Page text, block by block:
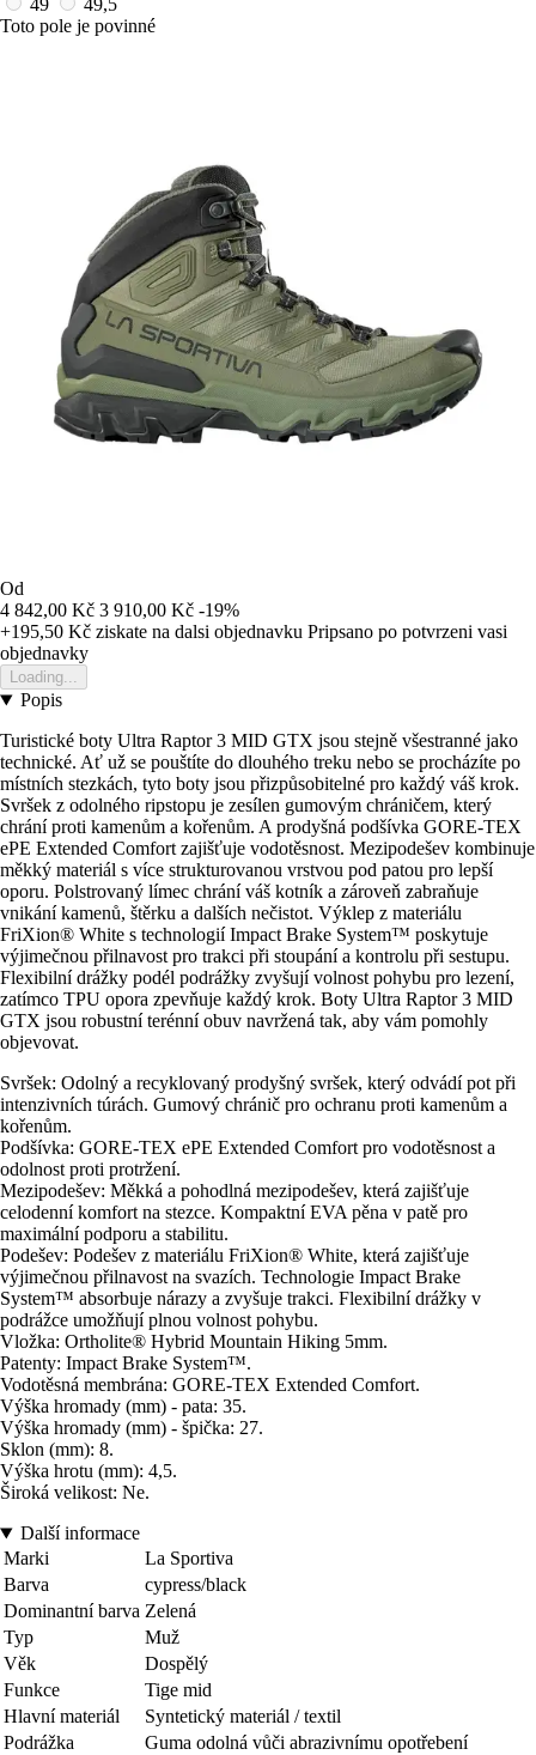
49
49,5
Toto pole je povinné
Od
4 842,00 Kč 3 910,00 Kč -19%
+195,50 Kč ziskate na dalsi objednavku Pripsano po potvrzeni vasi
objednavky
Loading...
Popis
Turistické boty Ultra Raptor 3 MID GTX jsou stejně všestranné jako
technické. Ať už se pouštíte do dlouhého treku nebo se procházíte po
místních stezkách, tyto boty jsou přizpůsobitelné pro každý váš krok.
Svršek z odolného ripstopu je zesílen gumovým chráničem, který
chrání proti kamenům a kořenům. A prodyšná podšívka GORE-TEX
ePE Extended Comfort zajišťuje vodotěsnost. Mezipodešev kombinuje
měkký materiál s více strukturovanou vrstvou pod patou pro lepší
oporu. Polstrovaný límec chrání váš kotník a zároveň zabraňuje
vnikání kamenů, štěrku a dalších nečistot. Výklep z materiálu
FriXion® White s technologií Impact Brake System™ poskytuje
výjimečnou přilnavost pro trakci při stoupání a kontrolu při sestupu.
Flexibilní drážky podél podrážky zvyšují volnost pohybu pro lezení,
zatímco TPU opora zpevňuje každý krok. Boty Ultra Raptor 3 MID
GTX jsou robustní terénní obuv navržená tak, aby vám pomohly
objevovat.
Svršek: Odolný a recyklovaný prodyšný svršek, který odvádí pot při
intenzivních túrách. Gumový chránič pro ochranu proti kamenům a
kořenům.
Podšívka: GORE-TEX ePE Extended Comfort pro vodotěsnost a
odolnost proti protržení.
Mezipodešev: Měkká a pohodlná mezipodešev, která zajišťuje
celodenní komfort na stezce. Kompaktní EVA pěna v patě pro
maximální podporu a stabilitu.
Podešev: Podešev z materiálu FriXion® White, která zajišťuje
výjimečnou přilnavost na svazích. Technologie Impact Brake
System™ absorbuje nárazy a zvyšuje trakci. Flexibilní drážky v
podrážce umožňují plnou volnost pohybu.
Vložka: Ortholite® Hybrid Mountain Hiking 5mm.
Patenty: Impact Brake System™.
Vodotěsná membrána: GORE-TEX Extended Comfort.
Výška hromady (mm) - pata: 35.
Výška hromady (mm) - špička: 27.
Sklon (mm): 8.
Výška hrotu (mm): 4,5.
Široká velikost: Ne.
Další informace
Marki
La Sportiva
Barva
cypress/black
Dominantní barva Zelená
Typ
Muž
Věk
Dospělý
Funkce
Tige mid
Hlavní materiál
Syntetický materiál / textil
Podrážka
Guma odolná vůči abrazivnímu opotřebení